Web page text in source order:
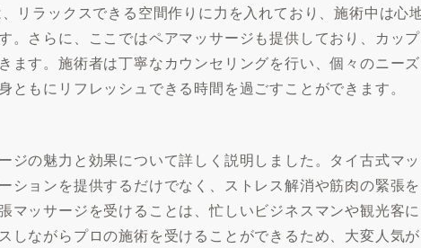
リラックスできる空間作りに力を入れており、施術中は心
。さらに、ここではペアマッサージも提供しており、カップ
ます。施術者は丁寧なカウンセリングを行い、個々のニーズ
もにリフレッシュできる時間を過ごすことができます。
の魅力と効果について詳しく説明しました。タイ古式マッ
ションを提供するだけでなく、ストレス解消や筋肉の緊張を
マッサージを受けることは、忙しいビジネスマンや観光客に
しながらプロの施術を受けることができるため、大変人気が